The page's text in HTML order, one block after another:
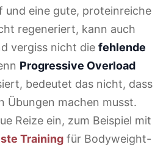
und eine gute, proteinreiche
regeneriert, kann auch
vergiss nicht die fehlende
Progressive Overload
bedeutet das nicht, dass
Übungen machen musst.
Reize ein, zum Beispiel mit
Training für Bodyweight-